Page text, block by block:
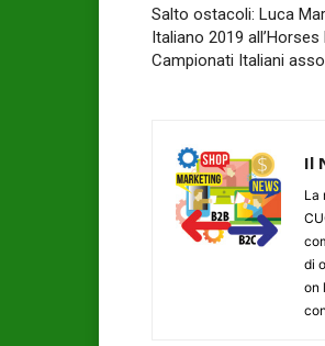
Salto ostacoli: Luca
Italiano 2019
Campionati Italiani
Il
La
di
on